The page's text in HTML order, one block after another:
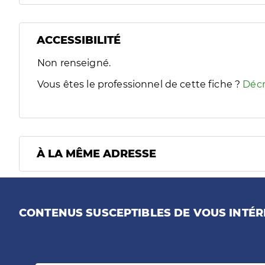
ACCESSIBILITÉ
Filtres
Sélectionnez un ou plusieurs handicaps/besoins
Non renseigné.
Vous êtes le professionnel de cette fiche ?
À LA MÊME ADRESSE
CONTENUS SUSCEPTIBLES DE VOUS